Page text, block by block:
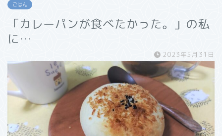
ごはん
「カレーパンが食べたかった。」の私
に…
2023年5月31日